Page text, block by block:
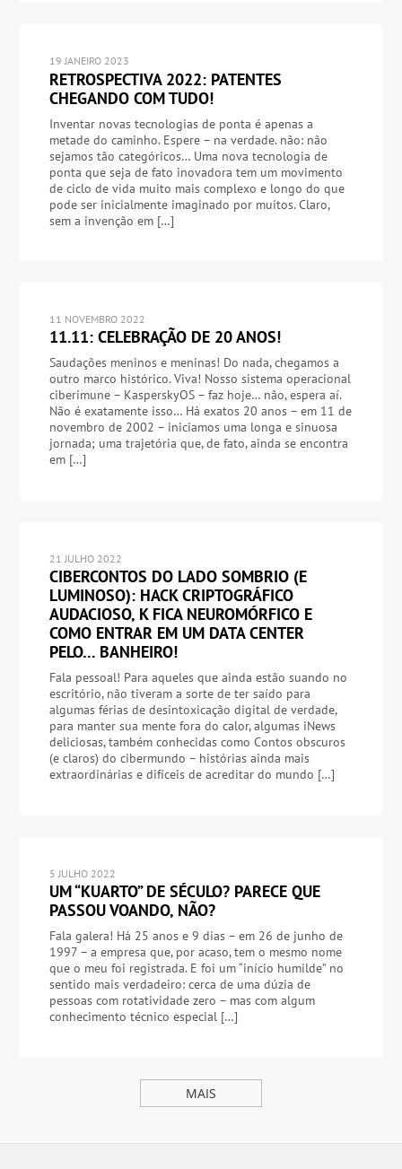
19 JANEIRO 2023
RETROSPECTIVA 2022: PATENTES
CHEGANDO COM TUDO!
Inventar novas tecnologias de ponta é apenas a
metade do caminho. Espere – na verdade. não: não
sejamos tão categóricos… Uma nova tecnologia de
ponta que seja de fato inovadora tem um movimento
de ciclo de vida muito mais complexo e longo do que
pode ser inicialmente imaginado por muitos. Claro,
sem a invenção em […]
11 NOVEMBRO 2022
11.11: CELEBRAÇÃO DE 20 ANOS!
Saudações meninos e meninas! Do nada, chegamos a
outro marco histórico. Viva! Nosso sistema operacional
ciberimune – KasperskyOS – faz hoje… não, espera aí.
Não é exatamente isso… Há exatos 20 anos – em 11 de
novembro de 2002 – iniciamos uma longa e sinuosa
jornada; uma trajetória que, de fato, ainda se encontra
em […]
21 JULHO 2022
CIBERCONTOS DO LADO SOMBRIO (E
LUMINOSO): HACK CRIPTOGRÁFICO
AUDACIOSO, K FICA NEUROMÓRFICO E
COMO ENTRAR EM UM DATA CENTER
PELO… BANHEIRO!
Fala pessoal! Para aqueles que ainda estão suando no
escritório, não tiveram a sorte de ter saído para
algumas férias de desintoxicação digital de verdade,
para manter sua mente fora do calor, algumas iNews
deliciosas, também conhecidas como Contos obscuros
(e claros) do cibermundo – histórias ainda mais
extraordinárias e difíceis de acreditar do mundo […]
5 JULHO 2022
UM “KUARTO” DE SÉCULO? PARECE QUE
PASSOU VOANDO, NÃO?
Fala galera! Há 25 anos e 9 dias – em 26 de junho de
1997 – a empresa que, por acaso, tem o mesmo nome
que o meu foi registrada. E foi um “início humilde” no
sentido mais verdadeiro: cerca de uma dúzia de
pessoas com rotatividade zero – mas com algum
conhecimento técnico especial […]
MAIS